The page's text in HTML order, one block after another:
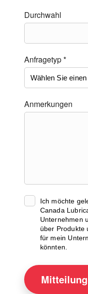
Durchwahl
Anfragetyp *
Anmerkungen
Ich möchte
Canada
Unternehmen
über Produkte
für mein
könnten.
Mitteilung